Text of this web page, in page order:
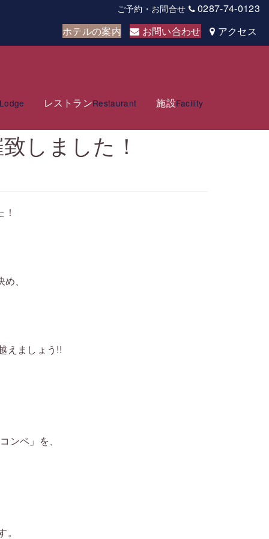
ご予約・お問合せ
0287-74-0123
ホテルの案内
お問い合わせ アクセス
Lodge
レストランRestaurant 施設Facility
しました！
、
えましょう!!
ンペ」を、